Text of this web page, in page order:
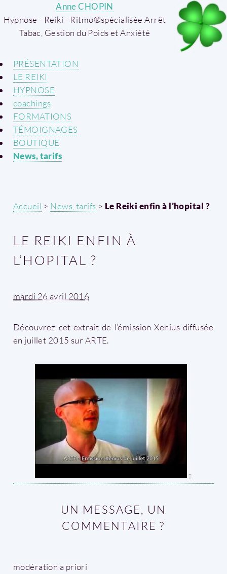
Anne CHOPIN
Hypnose - Reiki - Ritmo®spécialisée Arrêt
Tabac, Gestion du Poids et Anxiété
PRÉSENTATION
LE REIKI
HYPNOSE
coachings
FORMATIONS
TÉMOIGNAGES
BOUTIQUE
News, tarifs
Accueil > News, tarifs > Le Reiki enfin à l’hopital ?
LE REIKI ENFIN À
L’HOPITAL ?
mardi 26 avril 2016
Découvrez cet extrait de l’émission Xenius diffusée
en juillet 2015 sur ARTE.
UN MESSAGE, UN
COMMENTAIRE ?
modération a priori